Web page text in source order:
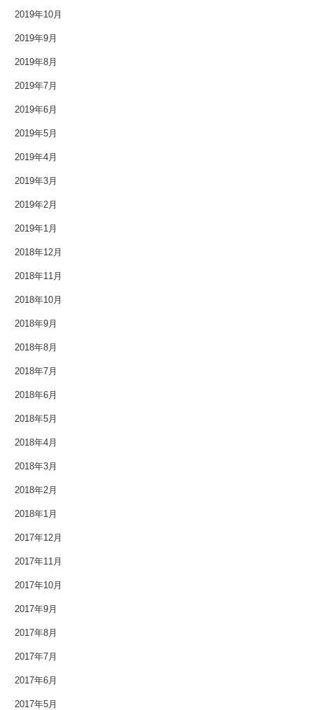
2019年10月
2019年9月
2019年8月
2019年7月
2019年6月
2019年5月
2019年4月
2019年3月
2019年2月
2019年1月
2018年12月
2018年11月
2018年10月
2018年9月
2018年8月
2018年7月
2018年6月
2018年5月
2018年4月
2018年3月
2018年2月
2018年1月
2017年12月
2017年11月
2017年10月
2017年9月
2017年8月
2017年7月
2017年6月
2017年5月